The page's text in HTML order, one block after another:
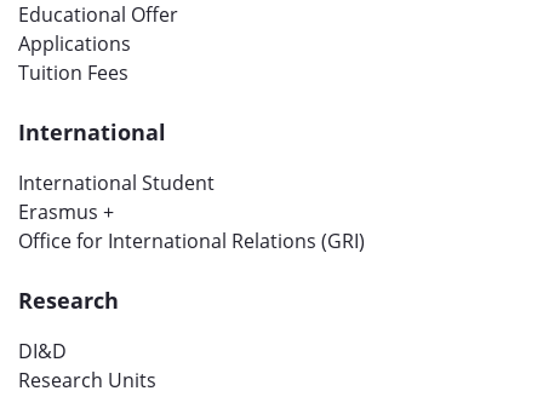
Educational Offer
Applications
Tuition Fees
International
International Student
Erasmus +
Office for International Relations (GRI)
Research
DI&D
Research Units